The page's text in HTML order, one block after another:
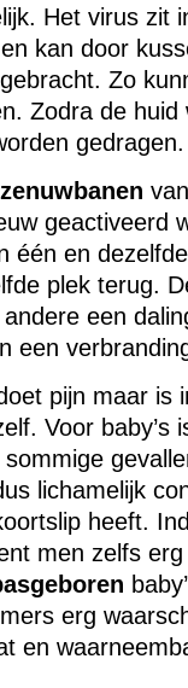
Het virus zit
kan door
Zo
Zodra de huid
gedragen.
zenuwbanen
geactiveerd
één en
plek terug.
een
een
pijn maar is
Voor baby’s
lichamelijk
heeft.
men zelfs
erg
en